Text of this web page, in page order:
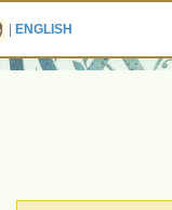
ENGLISH
|